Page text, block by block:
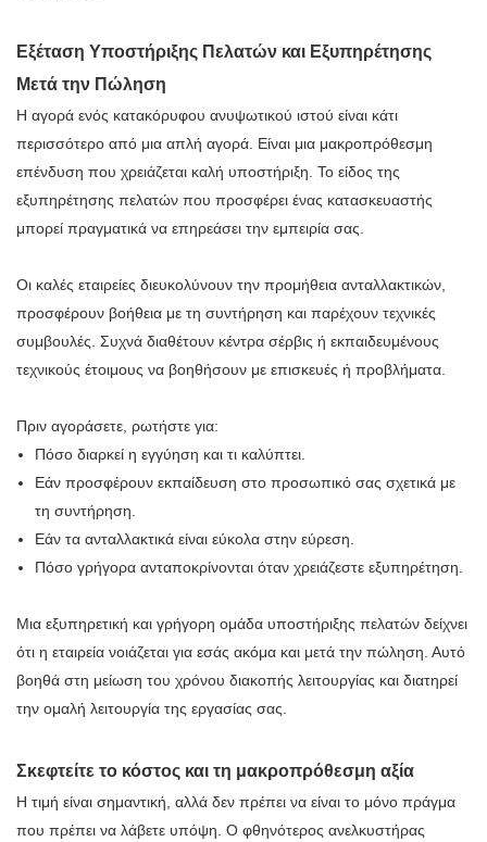
Εξέταση Υποστήριξης Πελατών και Εξυπηρέτησης
Μετά την Πώληση
Η αγορά ενός κατακόρυφου ανυψωτικού ιστού είναι κάτι
περισσότερο από μια απλή αγορά. Είναι μια μακροπρόθεσμη
επένδυση που χρειάζεται καλή υποστήριξη. Το είδος της
εξυπηρέτησης πελατών που προσφέρει ένας κατασκευαστής
μπορεί πραγματικά να επηρεάσει την εμπειρία σας.
Οι καλές εταιρείες διευκολύνουν την προμήθεια ανταλλακτικών,
προσφέρουν βοήθεια με τη συντήρηση και παρέχουν τεχνικές
συμβουλές. Συχνά διαθέτουν κέντρα σέρβις ή εκπαιδευμένους
τεχνικούς έτοιμους να βοηθήσουν με επισκευές ή προβλήματα.
Πριν αγοράσετε, ρωτήστε για:
Πόσο διαρκεί η εγγύηση και τι καλύπτει.
Εάν προσφέρουν εκπαίδευση στο προσωπικό σας σχετικά με
τη συντήρηση.
Εάν τα ανταλλακτικά είναι εύκολα στην εύρεση.
Πόσο γρήγορα ανταποκρίνονται όταν χρειάζεστε εξυπηρέτηση.
Μια εξυπηρετική και γρήγορη ομάδα υποστήριξης πελατών δείχνει
ότι η εταιρεία νοιάζεται για εσάς ακόμα και μετά την πώληση. Αυτό
βοηθά στη μείωση του χρόνου διακοπής λειτουργίας και διατηρεί
την ομαλή λειτουργία της εργασίας σας.
Σκεφτείτε το κόστος και τη μακροπρόθεσμη αξία
Η τιμή είναι σημαντική, αλλά δεν πρέπει να είναι το μόνο πράγμα
που πρέπει να λάβετε υπόψη. Ο φθηνότερος ανελκυστήρας